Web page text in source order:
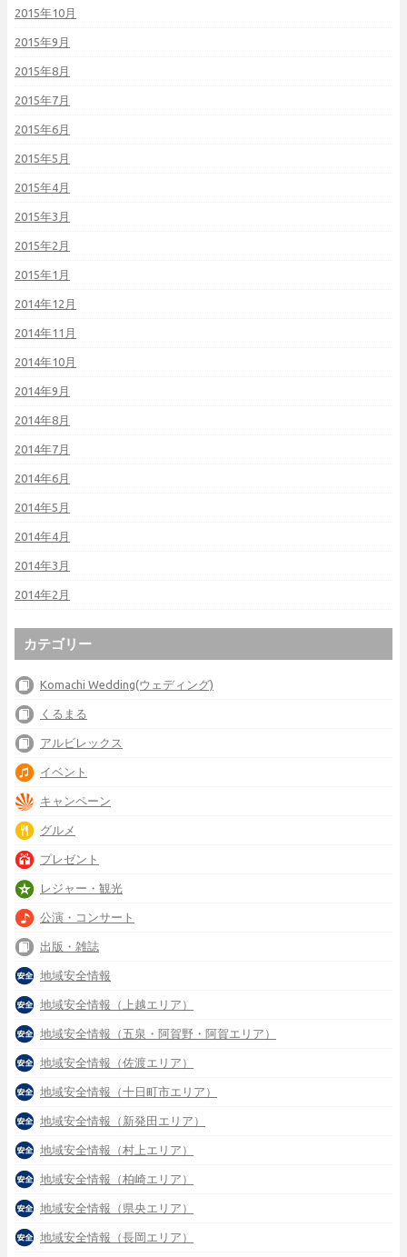
2015年10月
2015年9月
2015年8月
2015年7月
2015年6月
2015年5月
2015年4月
2015年3月
2015年2月
2015年1月
2014年12月
2014年11月
2014年10月
2014年9月
2014年8月
2014年7月
2014年6月
2014年5月
2014年4月
2014年3月
2014年2月
カテゴリー
Komachi Wedding(ウェディング)
くるまる
アルビレックス
イベント
キャンペーン
グルメ
プレゼント
レジャー・観光
公演・コンサート
出版・雑誌
地域安全情報
地域安全情報（上越エリア）
地域安全情報（五泉・阿賀野・阿賀エリア）
地域安全情報（佐渡エリア）
地域安全情報（十日町市エリア）
地域安全情報（新発田エリア）
地域安全情報（村上エリア）
地域安全情報（柏崎エリア）
地域安全情報（県央エリア）
地域安全情報（長岡エリア）